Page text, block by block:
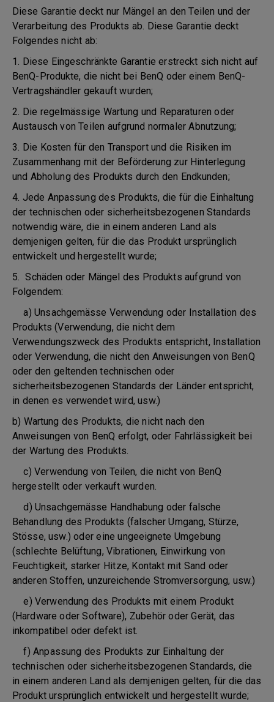
Diese Garantie deckt nur Mängel an den Teilen und der
Verarbeitung des Produkts ab. Diese Garantie deckt
Folgendes nicht ab:
1. Diese Eingeschränkte Garantie erstreckt sich nicht auf
BenQ-Produkte, die nicht bei BenQ oder einem BenQ-
Vertragshändler gekauft wurden;
2. Die regelmässige Wartung und Reparaturen oder
Austausch von Teilen aufgrund normaler Abnutzung;
3. Die Kosten für den Transport und die Risiken im
Zusammenhang mit der Beförderung zur Hinterlegung
und Abholung des Produkts durch den Endkunden;
4. Jede Anpassung des Produkts, die für die Einhaltung
der technischen oder sicherheitsbezogenen Standards
notwendig wäre, die in einem anderen Land als
demjenigen gelten, für die das Produkt ursprünglich
entwickelt und hergestellt wurde;
5. Schäden oder Mängel des Produkts aufgrund von
Folgendem:
a) Unsachgemässe Verwendung oder Installation des
Produkts (Verwendung, die nicht dem
Verwendungszweck des Produkts entspricht, Installation
oder Verwendung, die nicht den Anweisungen von BenQ
oder den geltenden technischen oder
sicherheitsbezogenen Standards der Länder entspricht,
in denen es verwendet wird, usw.)
b) Wartung des Produkts, die nicht nach den
Anweisungen von BenQ erfolgt, oder Fahrlässigkeit bei
der Wartung des Produkts.
c) Verwendung von Teilen, die nicht von BenQ
hergestellt oder verkauft wurden.
d) Unsachgemässe Handhabung oder falsche
Behandlung des Produkts (falscher Umgang, Stürze,
Stösse, usw.) oder eine ungeeignete Umgebung
(schlechte Belüftung, Vibrationen, Einwirkung von
Feuchtigkeit, starker Hitze, Kontakt mit Sand oder
anderen Stoffen, unzureichende Stromversorgung, usw.)
e) Verwendung des Produkts mit einem Produkt
(Hardware oder Software), Zubehör oder Gerät, das
inkompatibel oder defekt ist.
f) Anpassung des Produkts zur Einhaltung der
technischen oder sicherheitsbezogenen Standards, die
in einem anderen Land als demjenigen gelten, für die das
Produkt ursprünglich entwickelt und hergestellt wurde;